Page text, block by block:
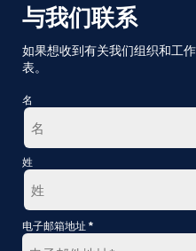
与我们联系
如果想收到有关我们组织和工
表。
名
第
一
姓
最
后
电子邮箱地址 *